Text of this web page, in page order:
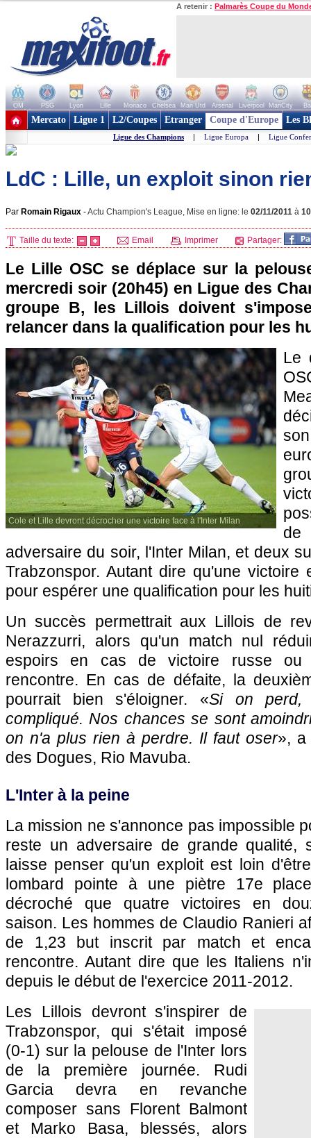
A retenir : Palmarès Coupe du
OM PSG Lyon Lille Monaco Chelsea Man Utd Arsenal Liverpool ManCity
+ de clubs
Mercato Ligue 1 L2/Coupes Etranger Coupe d'Europe Les
Ligue des Champions | Ligue Europa | Ligue
LdC : Lille, un exploit sinon
Par Romain Rigaux -Actu Champion's League, Mise en ligne: le 02/11/2011 à
Taille du texte: Email Imprimer Partager:
Le Lille OSC se déplace sur la
mercredi soir (20h45) en Ligue des
groupe B, les Lillois doivent
relancer dans la qualification pour les
Cole et Lille devront décrocher une victoire face à l'Inter Milan
Le
adversaire du soir, l'Inter Milan, et deux
Trabzonspor. Autant dire qu'une victoire
pour espérer une qualification pour les
Un succès permettrait aux Lillois de
Nerazzurri, alors qu'un match nul
espoirs en cas de victoire russe ou
rencontre. En cas de défaite, la
pourrait bien s'éloigner. «Si on perd,
compliqué. Nos chances se sont
on n'a plus rien à perdre. Il faut oser», a
des Dogues, Rio Mavuba.
L'Inter à la peine
La mission ne s'annonce pas impossible
reste un adversaire de grande qualité,
laisse penser qu'un exploit est loin
lombard pointe à une piètre 17e
décroché que quatre victoires en
saison. Les hommes de Claudio Ranieri
de 1,23 but inscrit par match et
rencontre. Autant dire que les Italiens
depuis le début de l'exercice 2011-2012.
Les Lillois devront s'inspirer de
Trabzonspor, qui s'était imposé
(0-1) sur la pelouse de l'Inter lors
de la première journée. Rudi
Garcia devra en revanche
composer sans Florent Balmont
et Marko Basa, blessés, alors